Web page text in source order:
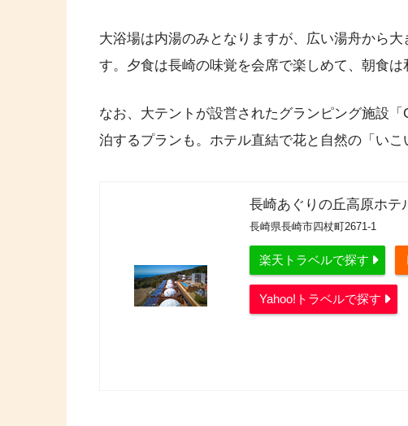
大浴場は内湯のみとなりますが、広い湯舟から
す。夕食は長崎の味覚を会席で楽しめて、朝食は
なお、大テントが設営されたグランピング施設
泊するプランも。ホテル直結で花と自然の「いこ
長崎あぐりの丘高原ホテ
長崎県長崎市四杖町2671-1
楽天トラベルで探す
Yahoo!トラベルで探す